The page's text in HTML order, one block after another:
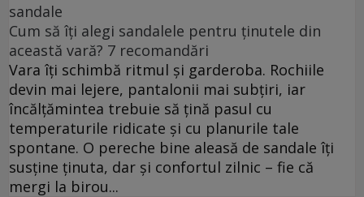
sandale
Cum să îți alegi sandalele pentru ținutele din
această vară? 7 recomandări
Vara îți schimbă ritmul și garderoba. Rochiile
devin mai lejere, pantalonii mai subțiri, iar
încălțămintea trebuie să țină pasul cu
temperaturile ridicate și cu planurile tale
spontane. O pereche bine aleasă de sandale îți
susține ținuta, dar și confortul zilnic – fie că
mergi la birou...